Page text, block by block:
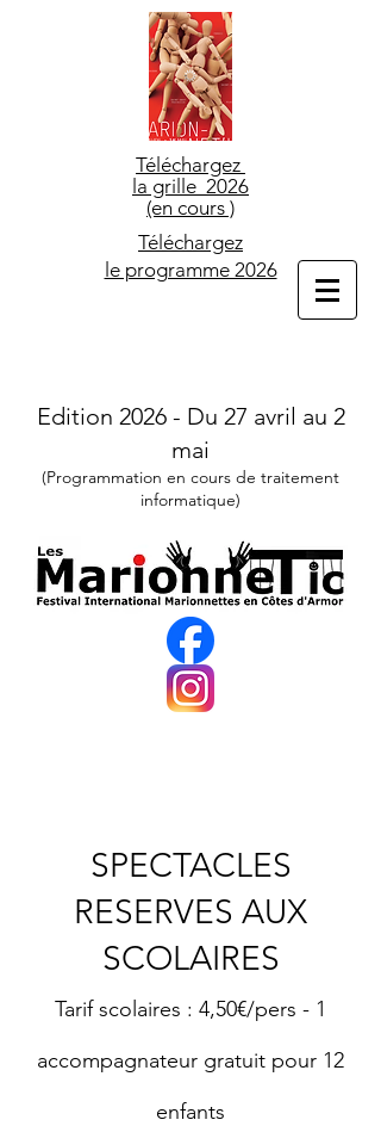
Téléchargez
la grille 2026
(en cours )
Téléchargez
le programme 2026
Edition 2026 - Du 27 avril au 2
mai​
(Programmation en cours de traitement
informatique)
SPECTACLES
RESERVES AUX
SCOLAIRES
Tarif scolaires : 4,50€/pers - 1
accompagnateur gratuit pour 12
enfants